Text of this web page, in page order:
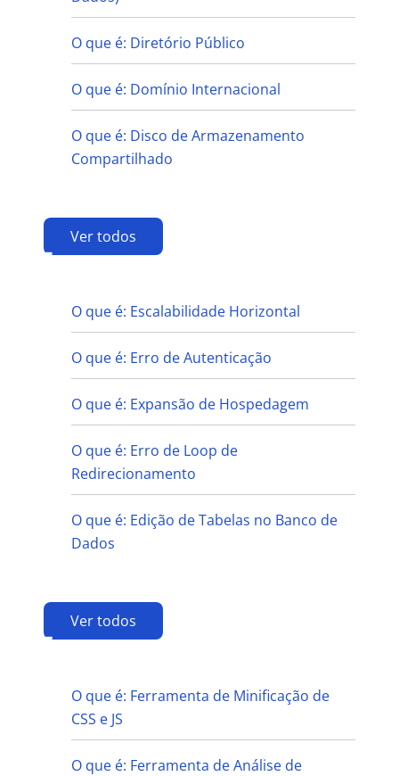
O que é: Diretório Público
O que é: Domínio Internacional
O que é: Disco de Armazenamento
Compartilhado
Ver todos
E
O que é: Escalabilidade Horizontal
O que é: Erro de Autenticação
O que é: Expansão de Hospedagem
O que é: Erro de Loop de
Redirecionamento
O que é: Edição de Tabelas no Banco de
Dados
Ver todos
F
O que é: Ferramenta de Minificação de
CSS e JS
O que é: Ferramenta de Análise de